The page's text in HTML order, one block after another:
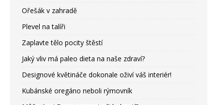
Ořešák v zahradě
Plevel na talíři
Zaplavte tělo pocity štěstí
Jaký vliv má paleo dieta na naše zdraví?
Designové květináče dokonale oživí váš interiér!
Kubánské oregáno neboli rýmovník